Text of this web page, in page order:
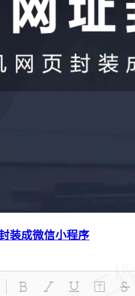
装成微信小程序